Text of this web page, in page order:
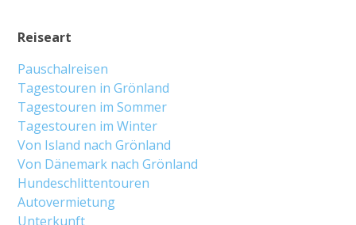
Reiseart
Pauschalreisen
Tagestouren in Grönland
Tagestouren im Sommer
Tagestouren im Winter
Von Island nach Grönland
Von Dänemark nach Grönland
Hundeschlittentouren
Autovermietung
Unterkunft